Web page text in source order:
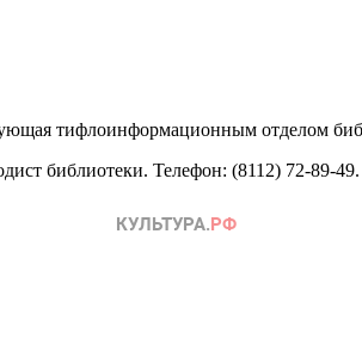
тифлоинформационным отделом
библиотеки. Телефон: (8112) 72-89-49.